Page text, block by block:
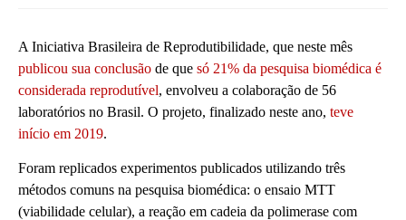
A Iniciativa Brasileira de Reprodutibilidade, que neste mês
publicou sua conclusão de que só 21% da pesquisa biomédica é
considerada reprodutível, envolveu a colaboração de 56
laboratórios no Brasil. O projeto, finalizado neste ano, teve
início em 2019.
Foram replicados experimentos publicados utilizando três
métodos comuns na pesquisa biomédica: o ensaio MTT
(viabilidade celular), a reação em cadeia da polimerase com